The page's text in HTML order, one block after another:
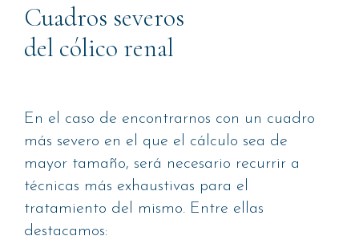
Cuadros severos
del cólico renal
En el caso de encontrarnos con un cuadro
más severo en el que el cálculo sea de
mayor tamaño, será necesario recurrir a
técnicas más exhaustivas para el
tratamiento del mismo. Entre ellas
destacamos: